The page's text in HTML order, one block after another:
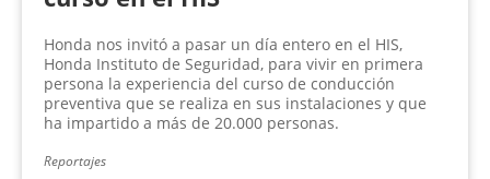
Honda nos invitó a pasar un día entero en el HIS,
Honda Instituto de Seguridad, para vivir en primera
persona la experiencia del curso de conducción
preventiva que se realiza en sus instalaciones y que
ha impartido a más de 20.000 personas.
Reportajes